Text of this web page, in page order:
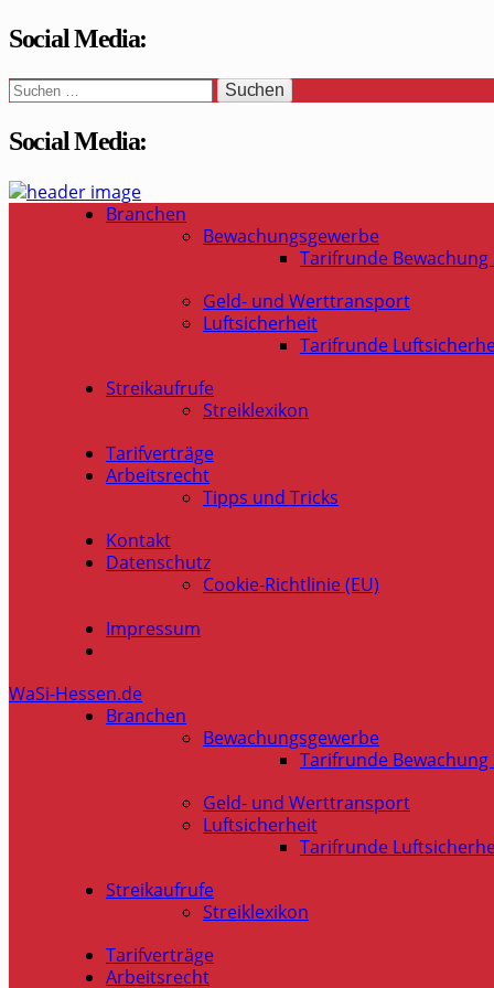
Social Media:
Suchen
nach:
Social Media:
WaSi-Hessen.de
Infoportal Wach- und Sicherheitsbranche in Hessen
Branchen
Bewachungsgewerbe
Tarifrunde Bewachung
Geld- und Werttransport
Luftsicherheit
Tarifrunde
Streikaufrufe
Streiklexikon
Tarifverträge
Arbeitsrecht
Tipps und Tricks
Kontakt
Datenschutz
Cookie-Richtlinie (EU)
Impressum
WaSi-Hessen.de
Branchen
Bewachungsgewerbe
Tarifrunde Bewachung
Geld- und Werttransport
Luftsicherheit
Tarifrunde
Streikaufrufe
Streiklexikon
Tarifverträge
Arbeitsrecht